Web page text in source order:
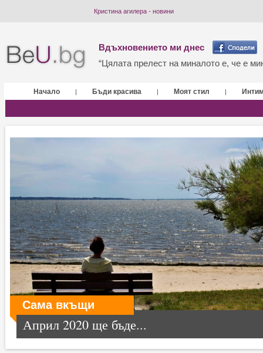
Кристина агилера - новини
Вдъхновението ми днес
“Цялата прелест на миналото е, че е
Начало | Бъди красива | Моят стил |
Сама вкъщи
Април 2020 ще бъде...